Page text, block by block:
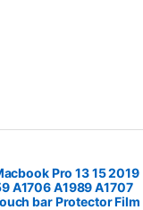
Pro 13 15 2019
A1706 A1989 A1707
bar Protector Film